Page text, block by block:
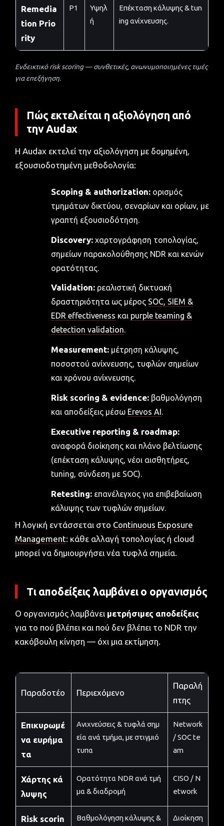
Remedia
tion Prio
rity
P1
Υψηλ
ή
Επέκταση κάλυψης & tun
ing ανίχνευσης.
Ενδεικτικό risk scoring — συνθετικές, ανωνυμοποιημένες τιμές
για επεξήγηση.
Πώς εκτελείται η αξιολόγηση από
την Audax
Η Audax εκτελεί την αξιολόγηση με δομημένη,
εξουσιοδοτημένη μεθοδολογία:
Scoping & authorization:ορισμός
τμημάτων δικτύου, σεναρίων και ορίων, με
γραπτή εξουσιοδότηση.
Discovery:χαρτογράφηση τοπολογίας,
σημείων παρακολούθησης NDR και κενών
ορατότητας.
Validation:ρεαλιστική δικτυακή
δραστηριότητα ως μέρος SOC, SIEM &
EDR effectiveness και purple teaming &
detection validation.
Measurement:μέτρηση κάλυψης,
ποσοστού ανίχνευσης, τυφλών σημείων
και χρόνου ανίχνευσης.
Risk scoring & evidence:βαθμολόγηση
και αποδείξεις μέσω Erevos AI.
Executive reporting & roadmap:
αναφορά διοίκησης και πλάνο βελτίωσης
(επέκταση κάλυψης, νέοι αισθητήρες,
tuning, σύνδεση με SOC).
Retesting:επανέλεγχος για επιβεβαίωση
κάλυψης των τυφλών σημείων.
Η λογική εντάσσεται στο Continuous Exposure
Management: κάθε αλλαγή τοπολογίας ή cloud
μπορεί να δημιουργήσει νέα τυφλά σημεία.
Τι αποδείξεις λαμβάνει ο οργανισμός
Ο οργανισμός λαμβάνει μετρήσιμες αποδείξεις
για το πού βλέπει και πού δεν βλέπει το NDR την
κακόβουλη κίνηση — όχι μια εκτίμηση.
Παραδοτέο Περιεχόμενο
Παραλή
πτης
Επικυρωμέ
να ευρήμα
τα
Ανιχνεύσεις & τυφλά σημ
εία ανά τμήμα, με στιγμιό
τυπα
Network
/ SOC te
am
Χάρτης κά
λυψης
Ορατότητα NDR ανά τμή
μα & διαδρομή
CISO / N
etwork
Risk scorin Βαθμολόγηση κάλυψης & Διοίκηση